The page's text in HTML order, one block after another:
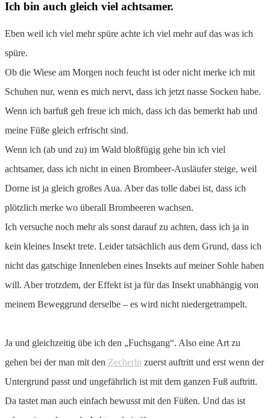
Ich bin auch gleich viel achtsamer.
Eben weil ich viel mehr spüre achte ich viel mehr auf das was ich
spüre.
Ob die Wiese am Morgen noch feucht ist oder nicht merke ich mit
Schuhen nur, wenn es mich nervt, dass ich jetzt nasse Socken habe.
Wenn ich barfuß geh freue ich mich, dass ich das bemerkt hab und
meine Füße gleich erfrischt sind.
Wenn ich (ab und zu) im Wald bloßfügig gehe bin ich viel
achtsamer, dass ich nicht in einen Brombeer-Ausläufer steige, weil
Dorne ist ja gleich großes Aua. Aber das tolle dabei ist, dass ich
plötzlich merke wo überall Brombeeren wachsen.
Ich versuche noch mehr als sonst darauf zu achten, dass ich ja in
kein kleines Insekt trete. Leider tatsächlich aus dem Grund, dass ich
nicht das gatschige Innenleben eines Insekts auf meiner Sohle haben
will. Aber trotzdem, der Effekt ist ja für das Insekt unabhängig von
meinem Beweggrund derselbe – es wird nicht niedergetrampelt.
Ja und gleichzeitig übe ich den „Fuchsgang“. Also eine Art zu
gehen bei der man mit den Zecherln zuerst auftritt und erst wenn der
Untergrund passt und ungefährlich ist mit dem ganzen Fuß auftritt.
Da tastet man auch einfach bewusst mit den Füßen. Und das ist